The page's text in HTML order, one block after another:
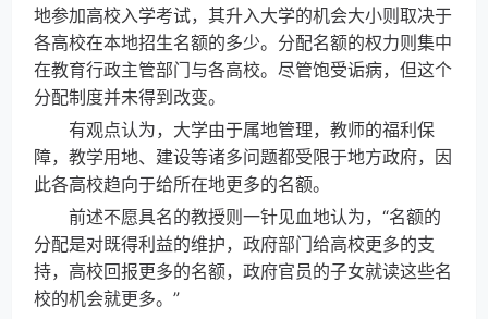
地参加高校入学考试，其升入大学的机会大小则取决于
各高校在本地招生名额的多少。分配名额的权力则集中
在教育行政主管部门与各高校。尽管饱受诟病，但这个
分配制度并未得到改变。
有观点认为，大学由于属地管理，教师的福利保
障，教学用地、建设等诸多问题都受限于地方政府，因
此各高校趋向于给所在地更多的名额。
前述不愿具名的教授则一针见血地认为，“名额的
分配是对既得利益的维护，政府部门给高校更多的支
持，高校回报更多的名额，政府官员的子女就读这些名
校的机会就更多。”